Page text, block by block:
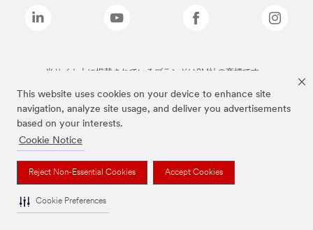
This website uses cookies on your device to enhance site
navigation, analyze site usage, and deliver you advertisements
based on your interests.
Cookie Notice
Reject Non-Essential Cookies Accept Cookies
Cookie Preferences
当サイト上に掲載されているブランドは3M社の商標です。